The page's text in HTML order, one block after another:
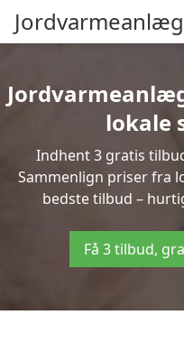
lokale
Indhent 3 gratis
Sammenlign priser fra
bedste tilbud –
Få 3 tilbud,